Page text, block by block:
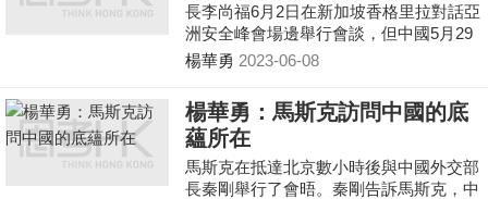
長李尚福6月2日在新加坡香格里拉對話亞
洲安全峰會場邊舉行會談，但中國5月29
日已正式拒絕。奧斯汀在香格里拉安全對
或脅迫面前絕不會退縮」，而且將繼續在
台灣海峽和南海定期航行與飛行，以強調
這些都是國際水域與空域。
楊華勇 2023-06-08
楊華勇：馬斯克訪問中國的底
蘊所在
馬斯克在抵達北京數小時後與中國外交部
長秦剛舉行了會晤。秦剛告訴馬斯克，中